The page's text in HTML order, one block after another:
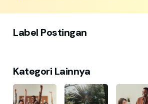
Label Postingan
Kategori Lainnya